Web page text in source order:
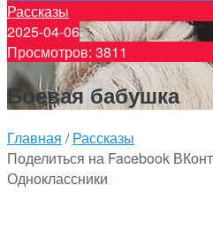
Рассказы
2025-04-06
Просмотров: 3811
Боевая бабушка
Главная /Рассказы
Поделиться на Facebook
Одноклассники